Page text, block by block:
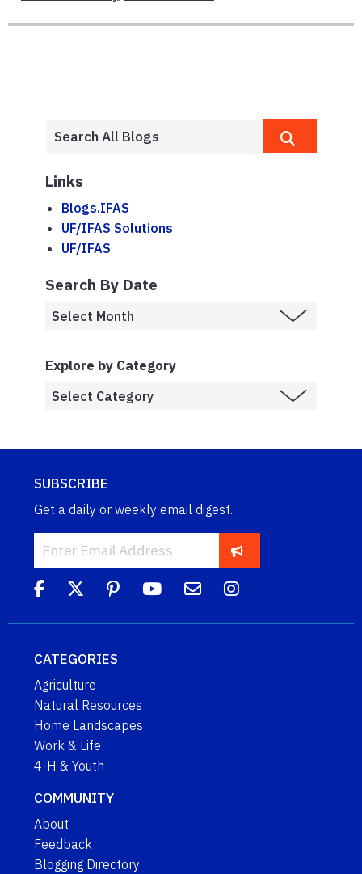
Links
Blogs.IFAS
UF/IFAS Solutions
UF/IFAS
Search By Date
Explore by Category
SUBSCRIBE
Get a daily or weekly email digest.
CATEGORIES
Agriculture
Natural Resources
Home Landscapes
Work & Life
4-H & Youth
COMMUNITY
About
Feedback
Blogging Directory